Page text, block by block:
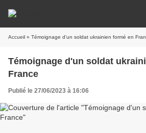
Accueil » Témoignage d'un soldat ukrainien formé en
Témoignage d'un soldat
France
Publié le 27/06/2023 à 16:06